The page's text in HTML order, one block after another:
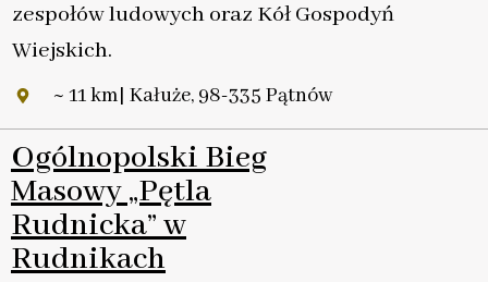
zespołów ludowych oraz Kół Gospodyń
Wiejskich.
~ 11 km| Kałuże, 98-335 Pątnów
Ogólnopolski Bieg
Masowy „Pętla
Rudnicka” w
Rudnikach